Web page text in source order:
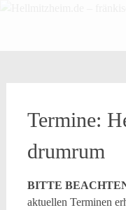
Hellmitzheim.de
Termine:
drumrum
BITTE
aktuellen Terminen